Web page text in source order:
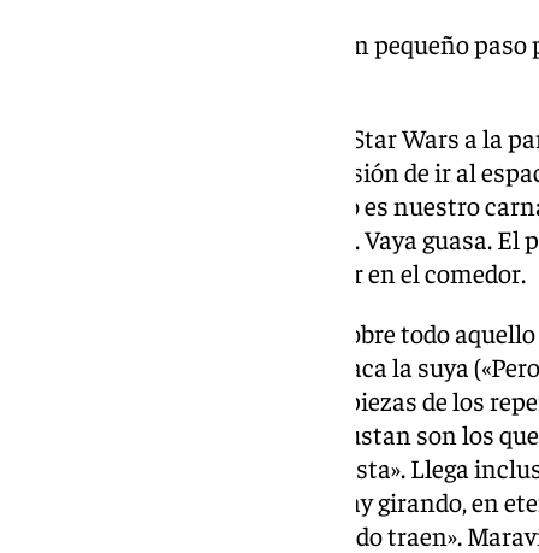
Unos versos para enmarcar: «Un pequeño
Las coplas. Suena la música de Star Wars a la
escena. Le han encargado la misión de ir al
personas para enseñarles cómo es nuestro
se ahorra recoger su habitación. Vaya guasa.
mala que, fíjense, prefiere comer en el comedor.
Las últimas cuartetas versan sobre todo
agrupaciones, entre la que destaca la suya
duda el romancero»), hasta las piezas de los
recurrentes («los que más me gustan son los
vende, ya está bien de tanto turista». Llega
aquí con las de allí: «Satélites hay girando, en
cada esquina los grupos cantando traen».